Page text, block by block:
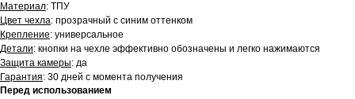
Материал: ТПУ
Цвет чехла: прозрачный с синим оттенком
Крепление: универсальное
Детали: кнопки на чехле эффективно обозначены и легко нажимаются
Защита камеры: да
Гарантия: 30 дней с момента получения
Перед использованием